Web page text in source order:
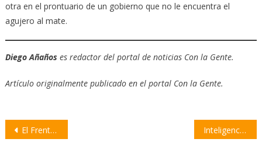
otra en el prontuario de un gobierno que no le encuentra el
agujero al mate.
Diego Añaños es redactor del portal de noticias Con la Gente.
Artículo originalmente publicado en el portal Con la Gente.
Navegación
El Frente de Sindicatos Unidos reclama un salario mínimo vital y móvil de $2.879.877 Inteligencia artificial en el agro: “La ventaja no es tener la mejor IA, sino ser quien mejor la use”